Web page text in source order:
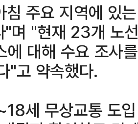
침 주요 지역에 있
"며 "현재 23개 노
에 대해 수요 조사
"고 약속했다.
세 무상교통 도